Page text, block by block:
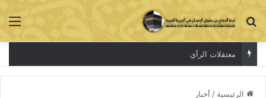
بحث عن
معتقلات الرأي
الرئيسية / أخبار